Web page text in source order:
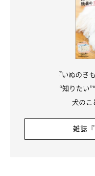
『いぬのき
“知りたい
犬のこ
雑誌